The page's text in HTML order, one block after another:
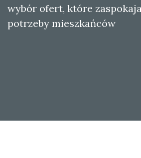
wybór ofert, które
potrzeby mieszkańców